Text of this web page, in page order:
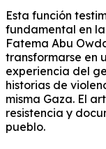
Esta función
fundamental en
Fatema Abu
transformarse en
experiencia del
historias de
misma Gaza. El
resistencia y
pueblo.